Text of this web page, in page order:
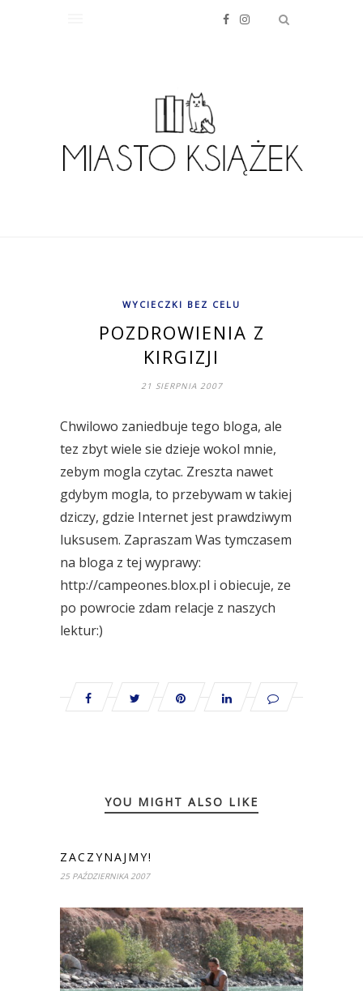
WYCIECZKI BEZ CELU
POZDROWIENIA Z
KIRGIZJI
21 SIERPNIA 2007
Chwilowo zaniedbuje tego bloga, ale
tez zbyt wiele sie dzieje wokol mnie,
zebym mogla czytac. Zreszta nawet
gdybym mogla, to przebywam w takiej
dziczy, gdzie Internet jest prawdziwym
luksusem. Zapraszam Was tymczasem
na bloga z tej wyprawy:
http://campeones.blox.pl i obiecuje, ze
po powrocie zdam relacje z naszych
lektur:)
YOU MIGHT ALSO LIKE
ZACZYNAJMY!
25 PAŹDZIERNIKA 2007